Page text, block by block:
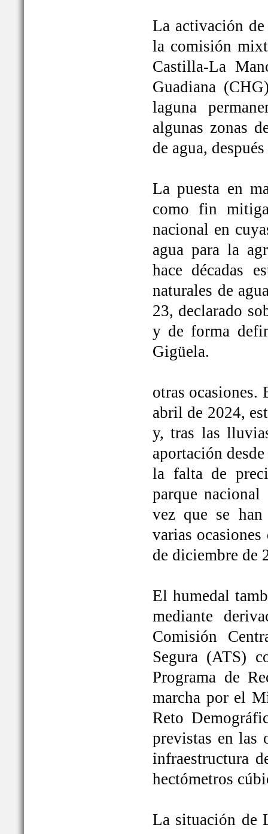
La activación
la comisión
Castilla-La
Guadiana
laguna
algunas zonas
de agua,
La puesta en
como fin
nacional en
agua para la
hace décadas
naturales de
23, declarado
y de forma
Gigüela.
otras ocasiones.
abril de 2024,
y, tras las
aportación
la falta de
parque
vez que se
varias
de diciembre de
El humedal
mediante
Comisión
Segura (ATS)
Programa de
marcha por el
Reto
previstas en las
infraestructura
hectómetros
La situación de